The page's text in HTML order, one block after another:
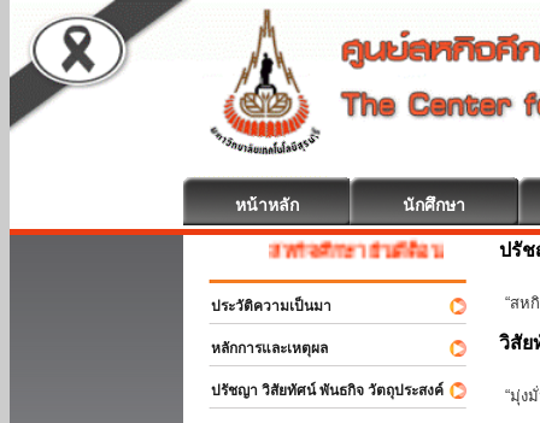
หน้าหลัก นักศึกษา
สหกิจศึกษา ยินดีต้อนรับ
ประวัติความเป็นมา
หลักการและเหตุผล
ปรัชญา วิสัยทัศน์ พันธกิจ วัตถุประสงค์
ปรั
“สห
วิสัย
“มุ่ง